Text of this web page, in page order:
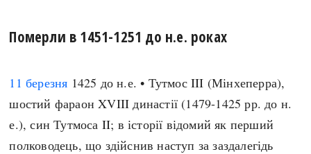
Померли в 1451-1251 до н.е. роках
11 березня 1425 до н.е. • Тутмос III (Мінхеперра),
шостий фараон XVIII династії (1479-1425 рр. до н.
е.), син Тутмоса II; в історії відомий як перший
полководець, що здійснив наступ за заздалегідь